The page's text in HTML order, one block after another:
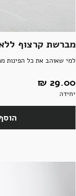
מברשת קרצוף ללא ידית
למי שאוהב את כל הפינות
29.00 ‏₪
יחידה